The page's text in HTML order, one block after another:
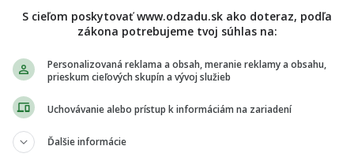
si model, ktorý postavu zvýrazní, ale zároveň niečo
S cieľom poskytovať www.odzadu.sk ako doteraz, podľa
zákona potrebujeme tvoj súhlas na:
Personalizovaná reklama a obsah, meranie reklamy a obsahu,
prieskum cieľových skupín a vývoj služieb
Uchovávanie alebo prístup k informáciám na zariadení
Ďalšie informácie